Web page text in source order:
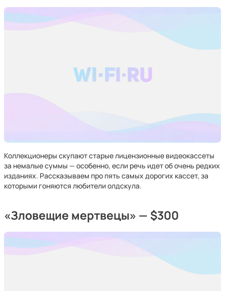
Коллекционеры скупают старые лицензионные видеокассеты
за немалые суммы — особенно, если речь идет об очень редких
изданиях. Рассказываем про пять самых дорогих кассет, за
которыми гоняются любители олдскула.
«Зловещие мертвецы» — $300